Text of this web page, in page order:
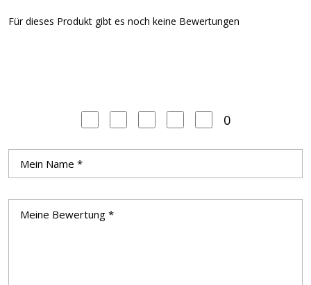
Für dieses Produkt gibt es noch keine Bewertungen
0